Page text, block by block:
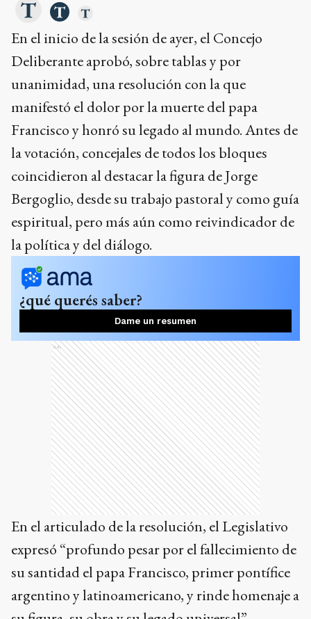
En el inicio de la sesión de ayer, el Concejo
Deliberante aprobó, sobre tablas y por
unanimidad, una resolución con la que
manifestó el dolor por la muerte del papa
Francisco y honró su legado al mundo. Antes de
la votación, concejales de todos los bloques
coincidieron al destacar la figura de Jorge
Bergoglio, desde su trabajo pastoral y como guía
espiritual, pero más aún como reivindicador de
la política y del diálogo.
¿qué querés saber?
Dame un resumen
Ads
En el articulado de la resolución, el Legislativo
expresó “profundo pesar por el fallecimiento de
su santidad el papa Francisco, primer pontífice
argentino y latinoamericano, y rinde homenaje a